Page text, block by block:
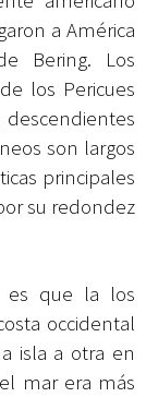
a América
Bering. Los
los Pericues
son largos
principales
su redondez
es que la los
occidental
isla a otra en
mar era más